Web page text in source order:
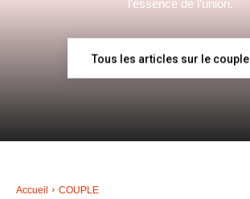
–
l’essence de l’union.
Tous les articles sur le couple
Accueil COUPLE